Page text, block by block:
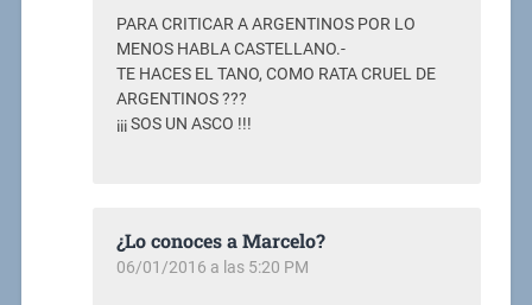
PARA CRITICAR A ARGENTINOS POR LO
MENOS HABLA CASTELLANO.-
TE HACES EL TANO, COMO RATA CRUEL DE
ARGENTINOS ???
¡¡¡ SOS UN ASCO !!!
¿Lo conoces a Marcelo?
06/01/2016 a las 5:20 PM